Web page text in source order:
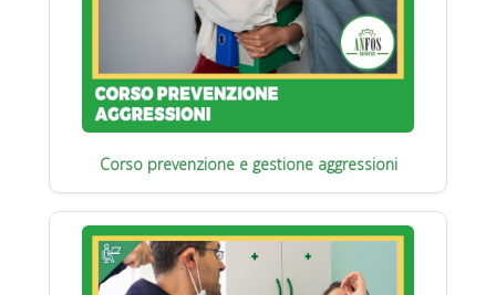
Corso prevenzione e gestione aggressioni